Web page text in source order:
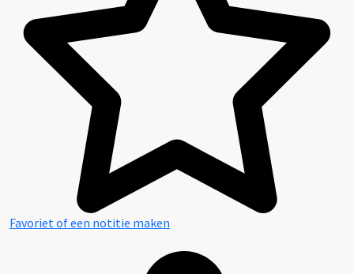
Favoriet of een notitie maken